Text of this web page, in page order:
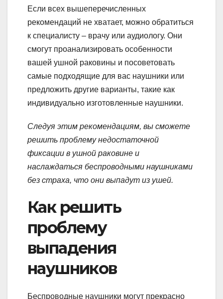
Если всех вышеперечисленных
рекомендаций не хватает, можно обратиться
к специалисту – врачу или аудиологу. Они
смогут проанализировать особенности
вашей ушной раковины и посоветовать
самые подходящие для вас наушники или
предложить другие варианты, такие как
индивидуально изготовленные наушники.
Следуя этим рекомендациям, вы сможете
решить проблему недостаточной
фиксации в ушной раковине и
наслаждаться беспроводными наушниками
без страха, что они выпадут из ушей.
Как решить
проблему
выпадения
наушников
Беспроводные наушники могут прекрасно